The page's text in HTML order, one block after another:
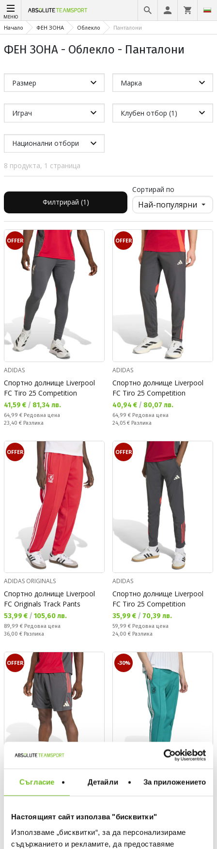
Съгласие Детайли За приложението
Настоящият сайт използва "бисквитки"
Използваме „бисквитки“, за да персонализираме
съдържанието и рекламите, да предоставяме
МЕНЮ
Начало ФЕН ЗОНА Облекло Панталони
ФЕН ЗОНА - Облекло - Панталони
Размер Марка
Играч Клубен отбор (1)
Национални отбори
8 продукта, 1 страница
Филтрирай (1)
Сортирай по
OFFER
ADIDAS
Спортно долнище Liverpool
FC Tiro 25 Competition
Текуща цена:
41,59 € / 81,34 лв.
Редовна цена:
64,99 € Редовна цена
Спестявате:
23,40 € Разлика
OFFER
ADIDAS
Спортно долнище Liverpool
FC Tiro 25 Competition
Текуща цена:
40,94 € / 80,07 лв.
Редовна цена:
64,99 € Редовна цена
Спестявате:
24,05 € Разлика
OFFER
ADIDAS ORIGINALS
Спортно долнище Liverpool
FC Originals Track Pants
Текуща цена:
53,99 € / 105,60 лв.
Редовна цена:
89,99 € Редовна цена
Спестявате:
36,00 € Разлика
OFFER
ADIDAS
Спортно долнище Liverpool
FC Tiro 25 Competition
Текуща цена:
35,99 € / 70,39 лв.
Редовна цена:
59,99 € Редовна цена
Спестявате:
24,00 € Разлика
OFFER
Tiro 25 Competition
Редовна цена:Редовна цена
Спестявате:
13,50 €Разлика
-30%
FC Terrace Icons
101,75 € (
Най-добра цена
Редовна цена:
101,75 €(-30%) Редовна цена